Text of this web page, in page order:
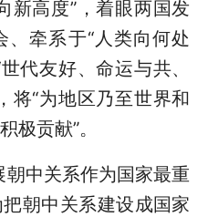
新高度”，着眼两国发
牵系于“人类向何处
代友好、命运与共、
将“为地区乃至世界和
极贡献”。
朝中关系作为国家最重
朝中关系建设成国家